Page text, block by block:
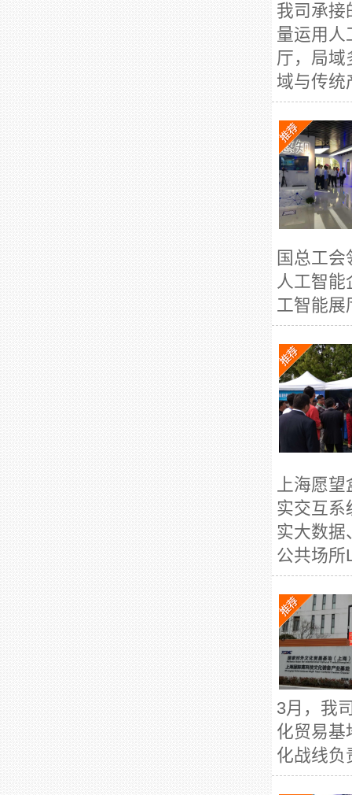
我司承接
量运用人
厅，局域
域与传统
国总工会
人工智能
工智能展
上海愿
实交互系
实大数据
公共场所
3月，我
化贸易基
化战线